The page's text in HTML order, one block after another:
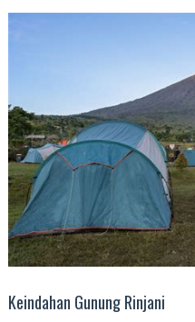
Keindahan Gunung Rinjani